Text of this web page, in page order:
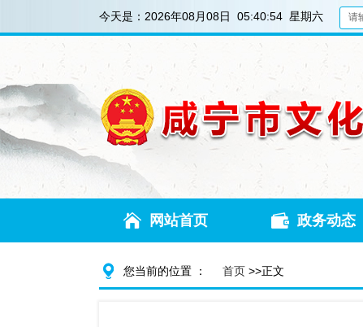
今天是： 2026年08月08日 05:40:55 星期六
网站首页 政务动态
您当前的位置 ： 首页 >>正文